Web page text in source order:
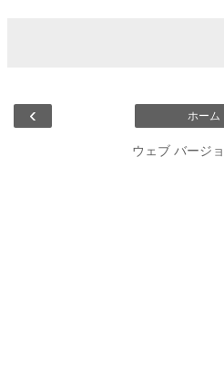
‹ ホーム
ウェブ バージ